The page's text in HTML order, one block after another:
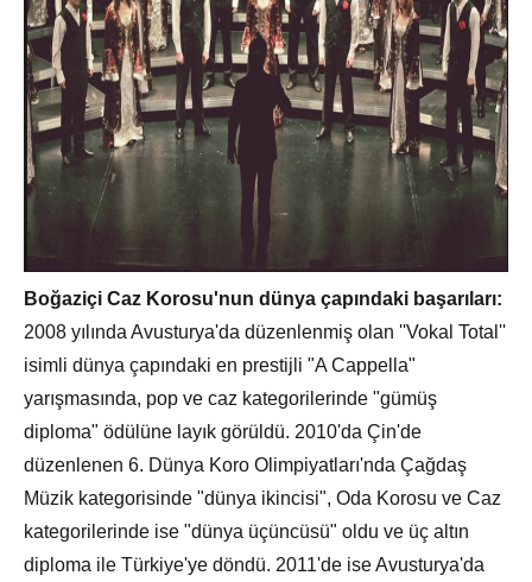
Boğaziçi Caz Korosu'nun dünya çapındaki başarıları:
2008 yılında Avusturya'da düzenlenmiş olan ''Vokal Total''
isimli dünya çapındaki en prestijli "A Cappella"
yarışmasında, pop ve caz kategorilerinde "gümüş
diploma" ödülüne layık görüldü. 2010'da Çin'de
düzenlenen 6. Dünya Koro Olimpiyatları'nda Çağdaş
Müzik kategorisinde "dünya ikincisi", Oda Korosu ve Caz
kategorilerinde ise "dünya üçüncüsü" oldu ve üç altın
diploma ile Türkiye'ye döndü. 2011'de ise Avusturya'da